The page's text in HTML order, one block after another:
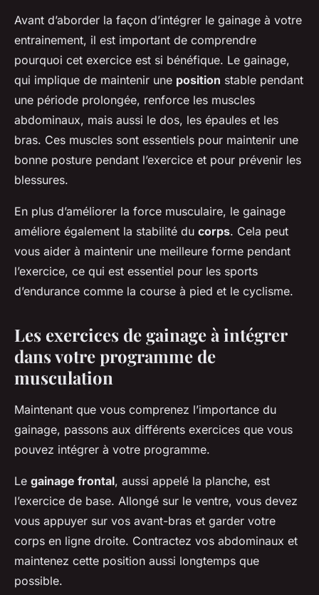
Avant d’aborder la façon d’intégrer le gainage à votre
entrainement, il est important de comprendre
pourquoi cet exercice est si bénéfique. Le gainage,
qui implique de maintenir une position stable pendant
une période prolongée, renforce les muscles
abdominaux, mais aussi le dos, les épaules et les
bras. Ces muscles sont essentiels pour maintenir une
bonne posture pendant l’exercice et pour prévenir les
blessures.
En plus d’améliorer la force musculaire, le gainage
améliore également la stabilité du corps. Cela peut
vous aider à maintenir une meilleure forme pendant
l’exercice, ce qui est essentiel pour les sports
d’endurance comme la course à pied et le cyclisme.
Les exercices de gainage à intégrer
dans votre programme de
musculation
Maintenant que vous comprenez l’importance du
gainage, passons aux différents exercices que vous
pouvez intégrer à votre programme.
Le gainage frontal, aussi appelé la planche, est
l’exercice de base. Allongé sur le ventre, vous devez
vous appuyer sur vos avant-bras et garder votre
corps en ligne droite. Contractez vos abdominaux et
maintenez cette position aussi longtemps que
possible.